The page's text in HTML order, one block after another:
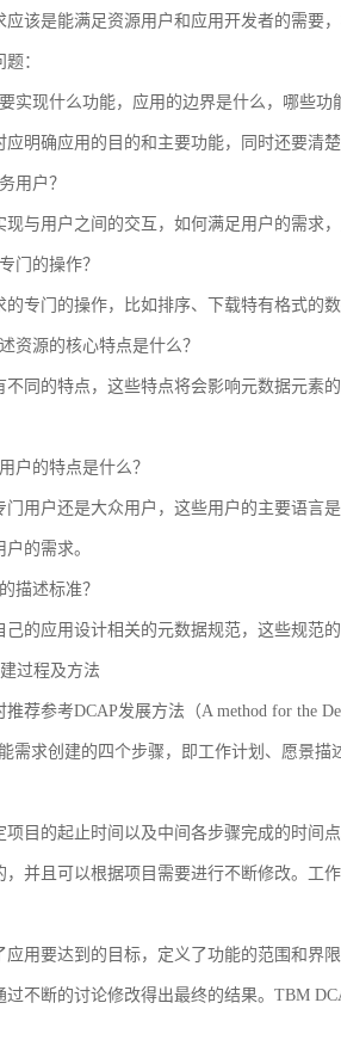
应该是能满足资源用户和应用开发者的需要
：
实现什么功能，应用的边界是什么，哪些功
应明确应用的目的和主要功能，同时还要清
用户？
现与用户之间的交互，如何满足用户的需求
门的操作？
的专门的操作，比如排序、下载特有格式的
资源的核心特点是什么？
不同的特点，这些特点将会影响元数据元素
户的特点是什么？
门用户还是大众用户，这些用户的主要语言
的需求。
描述标准？
己的应用设计相关的元数据规范，这些规范
过程及方法
荐参考DCAP发展方法（A method for the
需求创建的四个步骤，即工作计划、愿景
项目的起止时间以及中间各步骤完成的时间
，并且可以根据项目需要进行不断修改。工
应用要达到的目标，定义了功能的范围和界
过不断的讨论修改得出最终的结果。TBM